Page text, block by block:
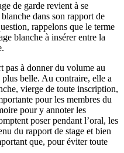
de garde revient à se
dans son rapport de
rappelons que le terme
blanche à insérer entre la
pas à donner du volume au
belle. Au contraire, elle a
vierge de toute inscription,
pour les membres du
pour y annoter les
poser pendant l’oral, les
du rapport de stage et bien
que, pour éviter toute